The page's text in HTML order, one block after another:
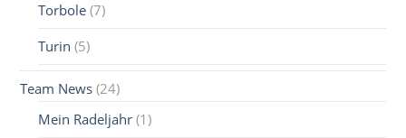
Torbole (7)
Turin (5)
Team News (24)
Mein Radeljahr (1)